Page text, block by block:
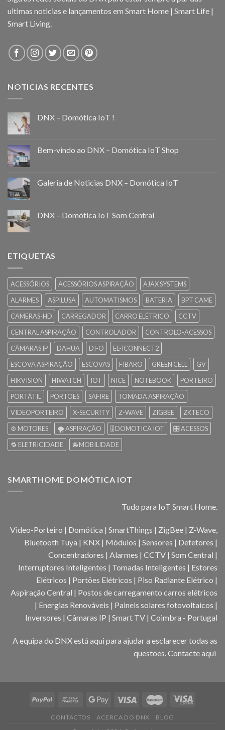
ultimas noticias e lançamentos em Smart Home | Smart Life |
Smart Living.
NOTICIAS RECENTES
DNX – Domótica IoT !
Bem-vindo ao DNX – Domótica IoT Shop
Galeria de Noticias DNX – Domótica IoT
DNX – Domótica IoT Som Central
ETIQUETAS
ACESSÓRIOS ACESSÓRIOS ASPIRAÇÃO
AJAX SYSTEMS
ALARMES
ASPILUSA AUTOMATISMOS BATERIA
BPT CAME
CAMERAS-HD
CARREGADOR CARRO ELÉTRICO
CCTV
CENTRAL ASPIRAÇÃO
CONTROLADOR
CONTROLO-ACESSOS
CÂMARAS IP
DAHUA DI-O
EL-ICONNECT2
ESCOVA ASPIRAÇÃO
ESCOVAS FIBARO GREEN CELL
GV
HIKVISION
HIWATCH IOT NICE NOTEBOOK
PORTEIRO
PORTÁTIL
PORTÕES SAFIRE
TOMADA ASPIRAÇÃO
VIDEOPORTEIRO
X-SECURITY Z-WAVE ZIGBEE
ZKTECO
⚙️ MOTORES
🌪️ ASPIRAÇÃO 🎚️ DOMOTICA IOT
🎛️ ACESSOS
🔁 ELETRICIDADE
🚘 MOBILIDADE
SMARTHOME DOMÓTICA IOT
Tudo para IoT Smart Home.
Video-Porteiro | Domótica | SmartThings | ZigBee | Z-Wave,
Bluetooth Tuya | KNX | Módulos | Sensores | Detetores |
Concentradores | Alarmes | CCTV | Som Central |
Interruptores Inteligentes | Tomadas Inteligentes | Estores
Elétricos | Portões Elétricos | Piso Radiante Elétrico |
Aspiração Central | Postos de carregamento carros elétricos
| Energias Renováveis | Paineis solares fotovoltaicos |
Inversores | Câmaras IP | Smart TV | Coimbra - Portugal
A equipa do DNX está aqui para ajudar a esclarecer todas as
questões. Contacte aqui
CONTACTOS ACERCA DO DNX BLOG